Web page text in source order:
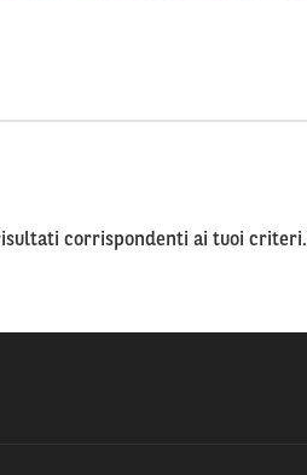
corrispondenti ai tuoi criteri.